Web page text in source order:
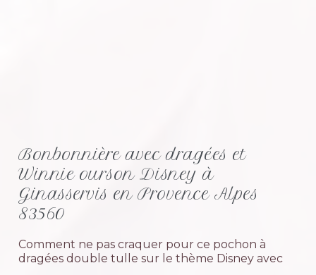
Bonbonnière avec dragées et
Winnie ourson Disney à
Ginasservis en Provence Alpes
83560
Comment ne pas craquer pour ce pochon à
dragées double tulle sur le thème Disney avec